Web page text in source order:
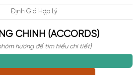
Định Giá Hợp Lý
CHÍNH (ACCORDS)
hương để tìm hiểu chi tiết)